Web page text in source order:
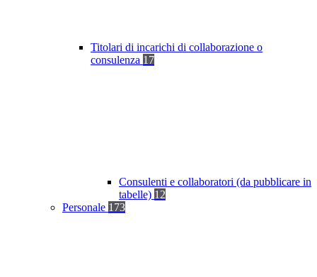
Titolari di incarichi di collaborazione o
consulenza 17
Consulenti e collaboratori (da pubblicare in
tabelle) 12
Personale 173